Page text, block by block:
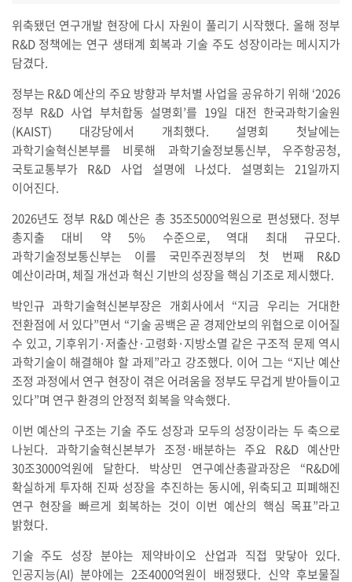
위축됐던 연구개발 현장에 다시 자원이 풀리기 시작했다. 올해 정부
R&D 정책에는 연구 생태계 회복과 기술 주도 성장이라는 메시지가
담겼다.
정부는 R&D 예산의 주요 방향과 부처별 사업을 공유하기 위해 ‘2026
정부 R&D 사업 부처합동 설명회’를 19일 대전 한국과학기술원
(KAIST) 대강당에서 개최했다. 설명회 첫날에는
과학기술혁신본부를 비롯해 과학기술정보통신부, 우주항공청,
국토교통부가 R&D 사업 설명에 나섰다. 설명회는 21일까지
이어진다.
2026년도 정부 R&D 예산은 총 35조5000억원으로 편성됐다. 정부
총지출 대비 약 5% 수준으로, 역대 최대 규모다.
과학기술정보통신부는 이를 국민주권정부의 첫 번째 R&D
예산이라며, 체질 개선과 혁신 기반의 성장을 핵심 기조로 제시했다.
박인규 과학기술혁신본부장은 개회사에서 “지금 우리는 거대한
전환점에 서 있다”면서 “기술 공백은 곧 경제안보의 위협으로 이어질
수 있고, 기후위기·저출산·고령화·지방소멸 같은 구조적 문제 역시
과학기술이 해결해야 할 과제”라고 강조했다. 이어 그는 “지난 예산
조정 과정에서 연구 현장이 겪은 어려움을 정부도 무겁게 받아들이고
있다”며 연구 환경의 안정적 회복을 약속했다.
이번 예산의 구조는 기술 주도 성장과 모두의 성장이라는 두 축으로
나뉜다. 과학기술혁신본부가 조정·배분하는 주요 R&D 예산만
30조3000억원에 달한다. 박상민 연구예산총괄과장은 “R&D에
확실하게 투자해 진짜 성장을 추진하는 동시에, 위축되고 피폐해진
연구 현장을 빠르게 회복하는 것이 이번 예산의 핵심 목표”라고
밝혔다.
기술 주도 성장 분야는 제약바이오 산업과 직접 맞닿아 있다.
인공지능(AI) 분야에는 2조4000억원이 배정됐다. 신약 후보물질